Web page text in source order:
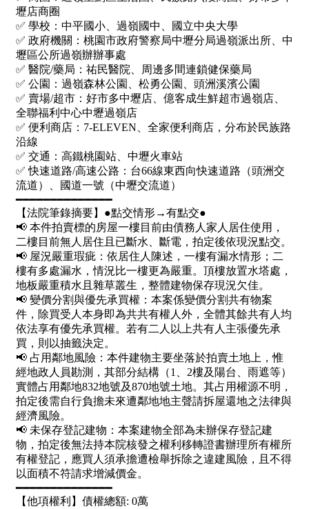
5-10 年 10-20 年
20-30 年 30-40 年
40 年以上
售價